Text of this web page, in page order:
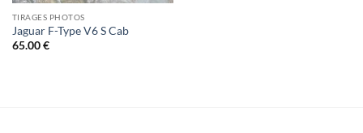
TIRAGES PHOTOS
Jaguar F-Type V6 S Cab
65.00€